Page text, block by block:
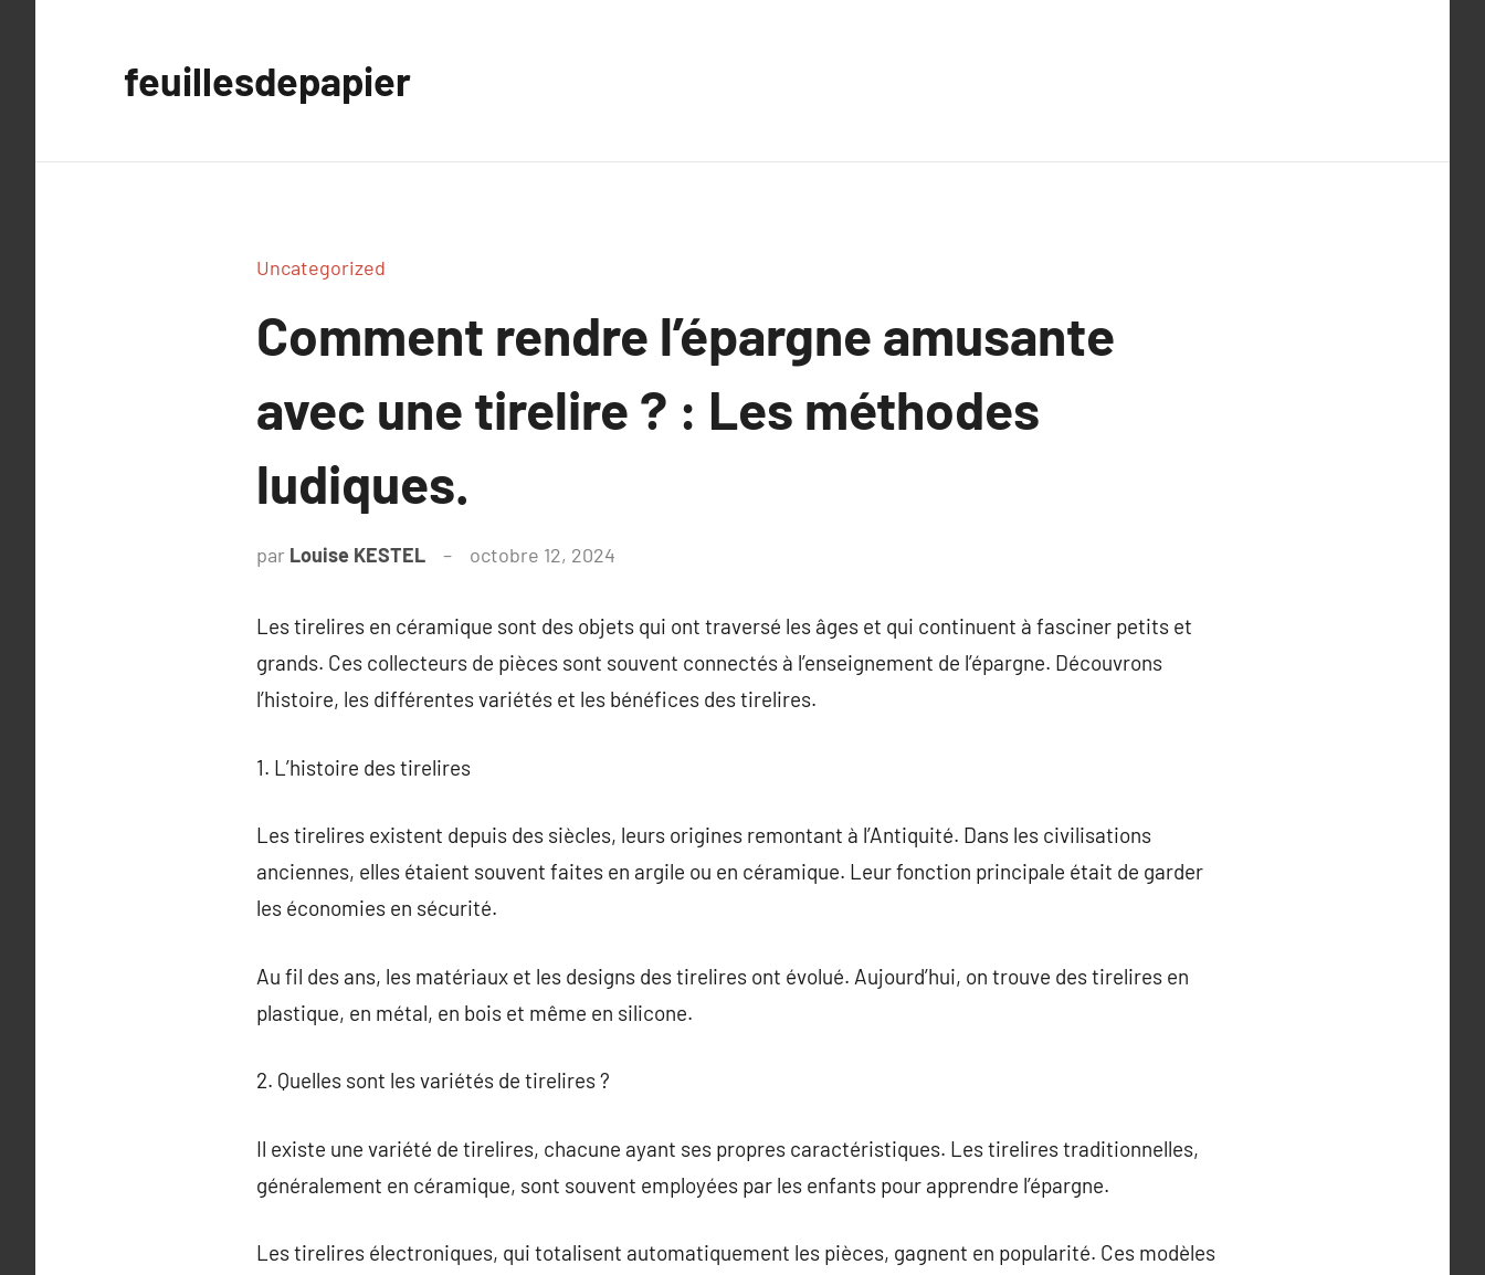
feuillesdepapier
Uncategorized
Comment rendre l’épargne amusante
avec une tirelire ? : Les méthodes
ludiques.
par Louise KESTEL octobre 12, 2024
Les tirelires en céramique sont des objets qui ont traversé les âges et qui continuent à fasciner petits et
grands. Ces collecteurs de pièces sont souvent connectés à l’enseignement de l’épargne. Découvrons
l’histoire, les différentes variétés et les bénéfices des tirelires.
1. L’histoire des tirelires
Les tirelires existent depuis des siècles, leurs origines remontant à l’Antiquité. Dans les civilisations
anciennes, elles étaient souvent faites en argile ou en céramique. Leur fonction principale était de garder
les économies en sécurité.
Au fil des ans, les matériaux et les designs des tirelires ont évolué. Aujourd’hui, on trouve des tirelires en
plastique, en métal, en bois et même en silicone.
2. Quelles sont les variétés de tirelires ?
Il existe une variété de tirelires, chacune ayant ses propres caractéristiques. Les tirelires traditionnelles,
généralement en céramique, sont souvent employées par les enfants pour apprendre l’épargne.
Les tirelires électroniques, qui totalisent automatiquement les pièces, gagnent en popularité. Ces modèles